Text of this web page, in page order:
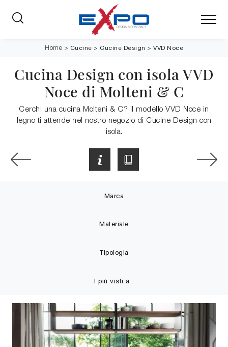
Home > Cucine > Cucine Design > VVD Noce
Cucina Design con isola VVD
Noce di Molteni & C
Cerchi una cucina Molteni & C? Il modello VVD Noce in
legno ti attende nel nostro negozio di Cucine Design con
isola.
Marca
Materiale
Tipologia
I più visti a :